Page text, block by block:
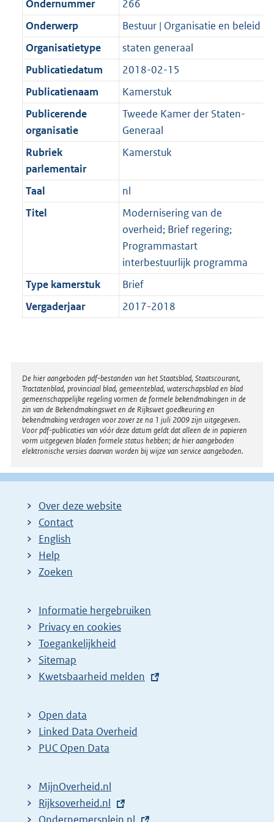
Ondernummer
266
Onderwerp
Bestuur | Organisatie en beleid
Organisatietype
staten generaal
Publicatiedatum
2018-02-15
Publicatienaam
Kamerstuk
Publicerende
organisatie
Tweede Kamer der Staten-
Generaal
Rubriek
parlementair
Kamerstuk
Taal
nl
Titel
Modernisering van de
overheid; Brief regering;
Programmastart
interbestuurlijk programma
Type kamerstuk
Brief
Vergaderjaar
2017-2018
Disclaimer
De hier aangeboden pdf-bestanden van het Staatsblad, Staatscourant,
Tractatenblad, provinciaal blad, gemeenteblad, waterschapsblad en blad
gemeenschappelijke regeling vormen de formele bekendmakingen in de
zin van de Bekendmakingswet en de Rijkswet goedkeuring en
bekendmaking verdragen voor zover ze na 1 juli 2009 zijn uitgegeven.
Voor pdf-publicaties van vóór deze datum geldt dat alleen de in papieren
vorm uitgegeven bladen formele status hebben; de hier aangeboden
elektronische versies daarvan worden bij wijze van service aangeboden.
Over deze website
Contact
English
Help
Zoeken
Informatie hergebruiken
Privacy en cookies
Toegankelijkheid
Sitemap
E
t
e
r
l
i
Kwetsbaarheid melden
Open data
Linked Data Overheid
PUC Open Data
MijnOverheid.nl
E
x
Rijksoverheid.nl
E
Ondernemersplein.nl